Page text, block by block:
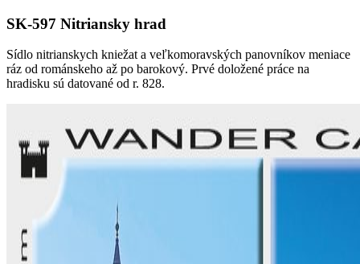
SK-597 Nitriansky hrad
Sídlo nitrianskych kniežat a veľkomoravských panovníkov meniace
ráz od románskeho až po barokový. Prvé doložené práce na
hradisku sú datované od r. 828.